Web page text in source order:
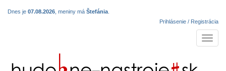
Dnes je 07.08.2026 , meniny má Štefánia
Prihlásenie / Registrácia